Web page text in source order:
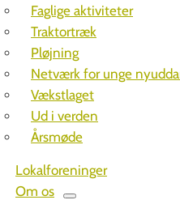
Faglige aktiviteter
Traktortræk
Pløjning
Netværk for unge
Vækstlaget
Ud i verden
Årsmøde
Lokalforeninger
Om os